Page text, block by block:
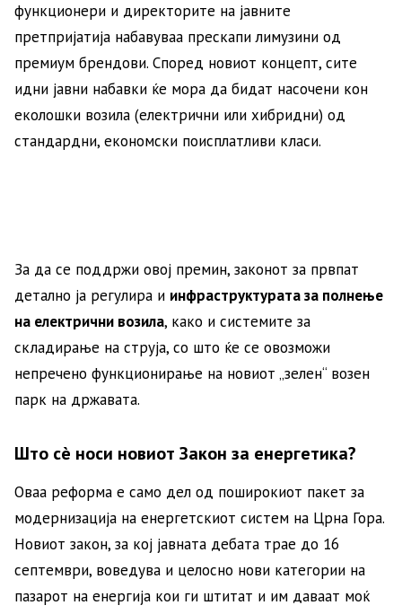
функционери и директорите на јавните
претпријатија набавуваа прескапи лимузини од
премиум брендови. Според новиот концепт, сите
идни јавни набавки ќе мора да бидат насочени кон
еколошки возила (електрични или хибридни) од
стандардни, економски поисплатливи класи.
За да се поддржи овој премин, законот за првпат
детално ја регулира и инфраструктурата за полнење
на електрични возила, како и системите за
складирање на струја, со што ќе се овозможи
непречено функционирање на новиот „зелен“ возен
парк на државата.
Што сè носи новиот Закон за енергетика?
Оваа реформа е само дел од поширокиот пакет за
модернизација на енергетскиот систем на Црна Гора.
Новиот закон, за кој јавната дебата трае до 16
септември, воведува и целосно нови категории на
пазарот на енергија кои ги штитат и им даваат моќ